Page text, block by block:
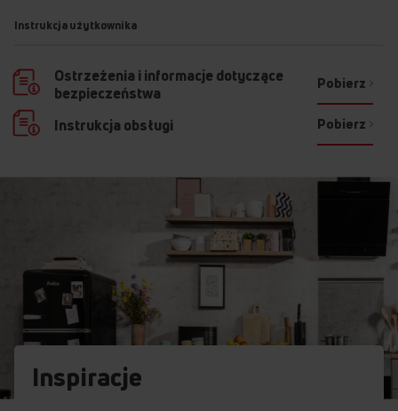
Instrukcja użytkownika
Ostrzeżenia i informacje dotyczące
bezpieczeństwa
Pobierz
Instrukcja obsługi Pobierz
Inspiracje